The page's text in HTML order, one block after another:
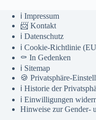
ℹ️ Impressum
📨 Kontakt
ℹ️ Datenschutz
ℹ️ Cookie-Richtlinie
⚰️ In Gedenken
ℹ️ Sitemap
🍪 Privatsphäre-
ℹ️ Historie der
ℹ️ Einwilligungen
Hinweise zur Gender-